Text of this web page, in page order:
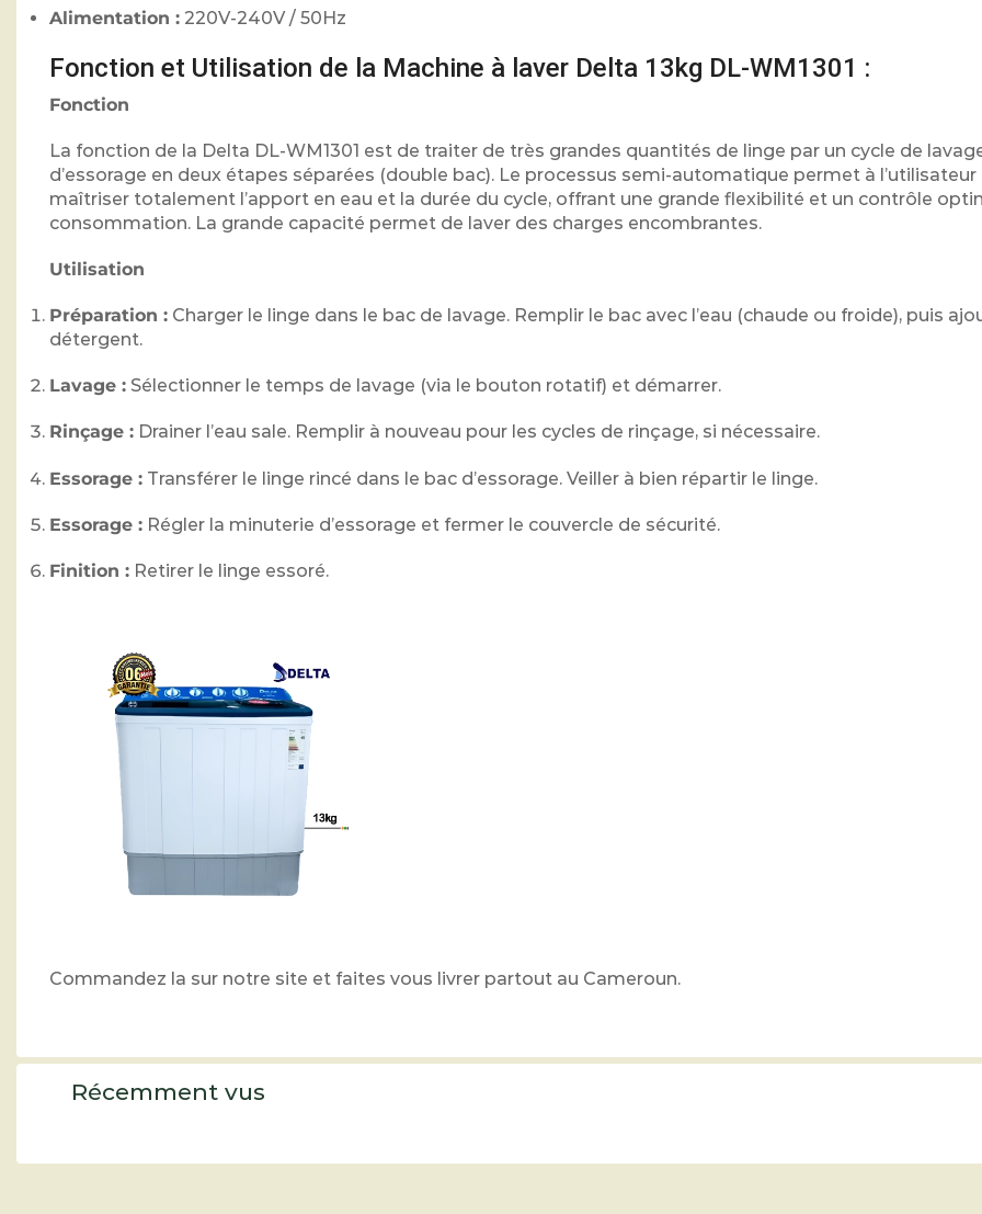
Alimentation : 220V-240V / 50Hz
Fonction et Utilisation de la Machine à laver Delta 13kg DL-WM1301 :
Fonction
La fonction de la Delta DL-WM1301 est de traiter de très grandes quantités de linge par un cycle de
d’essorage en deux étapes séparées (double bac). Le processus semi-automatique permet à l’utilisateur
maîtriser totalement l’apport en eau et la durée du cycle, offrant une grande flexibilité et un contrôle
consommation. La grande capacité permet de laver des charges encombrantes.
Utilisation
Préparation : Charger le linge dans le bac de lavage. Remplir le bac avec l’eau (chaude ou froide), puis
détergent.
Lavage : Sélectionner le temps de lavage (via le bouton rotatif) et démarrer.
Rinçage : Drainer l’eau sale. Remplir à nouveau pour les cycles de rinçage, si nécessaire.
Essorage : Transférer le linge rincé dans le bac d’essorage. Veiller à bien répartir le linge.
Essorage : Régler la minuterie d’essorage et fermer le couvercle de sécurité.
Finition : Retirer le linge essoré.
Commandez la sur notre site et faites vous livrer partout au Cameroun.
Récemment vus